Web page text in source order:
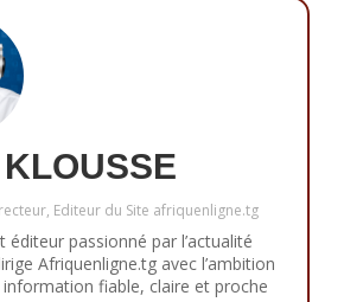
Editeur du Site afriquenligne.tg
éditeur passionné par l’actualité
Afriquenligne.tg avec l’ambition
information fiable, claire et proche